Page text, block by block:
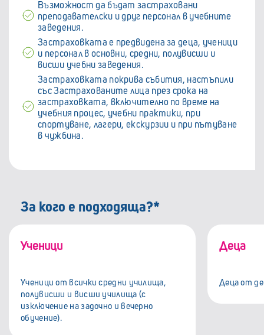
Възможност да бъдат застраховани
преподавателски и друг персонал в учебните
заведения.
Застраховката е предвидена за деца, ученици
и персонал в основни, средни, полувисши и
висши учебни заведения.
Застраховката покрива събития, настъпили
със Застрахованите лица през срока на
застраховката, включително по време на
учебния процес, учебни практики, при
спортуване, лагери, екскурзии и при пътуване
в чужбина.
За кого е подходяща?*
Ученици
Ученици от всички средни училища,
полувисши и висши училища (с
изключение на задочно и вечерно
обучение).
Деца
Деца от